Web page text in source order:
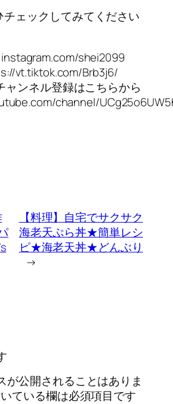
ェックしてみてください
shei2099
vt.tiktok.com/Brb3j6/
ンネル登録はこちらから
channel/
【料理】自宅でサクサク
海老天ぷら丼★簡単レシ
ピ★海老天丼★どんぶり
→
が公開されることはありま
ている欄は必須項目です